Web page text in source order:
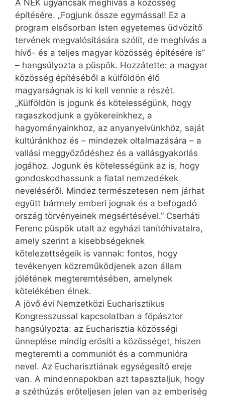
A NEK ugyancsak meghívás a közösség
építésére. „Fogjunk össze egymással! Ez a
program elsősorban Isten egyetemes üdvözítő
tervének megvalósítására szólít, de meghívás a
hívő- és a teljes magyar közösség építésére is”
– hangsúlyozta a püspök. Hozzátette: a magyar
közösség építéséből a külföldön élő
magyarságnak is ki kell vennie a részét.
„Külföldön is jogunk és kötelességünk, hogy
ragaszkodjunk a gyökereinkhez, a
hagyományainkhoz, az anyanyelvünkhöz, saját
kultúránkhoz és – mindezek oltalmazására – a
vallási meggyőződéshez és a vallásgyakorlás
jogához. Jogunk és kötelességünk az is, hogy
gondoskodhassunk a fiatal nemzedékek
neveléséről. Mindez természetesen nem járhat
együtt bármely emberi jognak és a befogadó
ország törvényeinek megsértésével.” Cserháti
Ferenc püspök utalt az egyházi tanítóhivatalra,
amely szerint a kisebbségeknek
kötelezettségeik is vannak: fontos, hogy
tevékenyen közreműködjenek azon állam
jólétének megteremtésében, amelynek
kötelékében élnek.
A jövő évi Nemzetközi Eucharisztikus
Kongresszussal kapcsolatban a főpásztor
hangsúlyozta: az Eucharisztia közösségi
ünneplése mindig erősíti a közösséget, hiszen
megteremti a communiót és a communióra
nevel. Az Eucharisztiának egységesítő ereje
van. A mindennapokban azt tapasztaljuk, hogy
a széthúzás erőteljesen jelen van az emberiség